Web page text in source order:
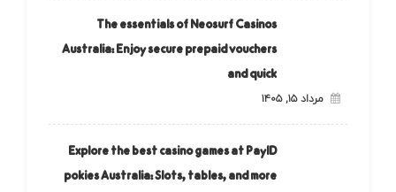
The essentials of Neosurf Casinos
Australia: Enjoy secure prepaid vouchers
and quick
مرداد ۱۵, ۱۴۰۵
Explore the best casino games at PayID
pokies Australia: Slots, tables, and more